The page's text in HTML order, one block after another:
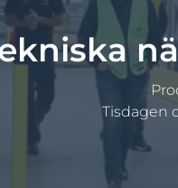
Tisdagen